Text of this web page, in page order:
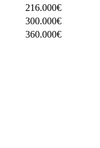
216.000€
300.000€
360.000€